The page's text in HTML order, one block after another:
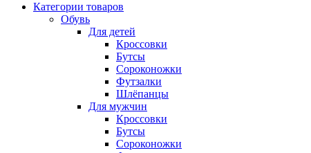
Категории товаров
Обувь
Для детей
Кроссовки
Бутсы
Сороконожки
Футзалки
Шлёпанцы
Для мужчин
Кроссовки
Бутсы
Сороконожки